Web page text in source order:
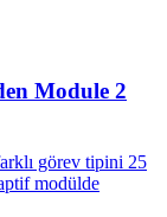
Module 2
görev tipini 25
modülde